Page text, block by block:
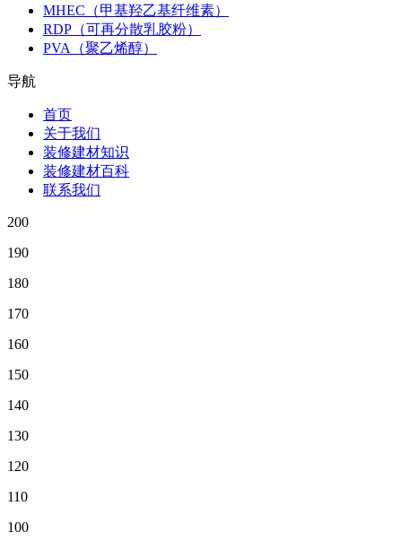
MHEC（甲基羟乙基纤维素）
RDP（可再分散乳胶粉）
PVA（聚乙烯醇）
导航
首页
关于我们
装修建材知识
装修建材百科
联系我们
200
190
180
170
160
150
140
130
120
110
100